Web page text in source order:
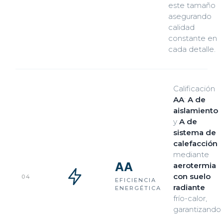
este tamaño
asegurando
calidad
constante en
cada detalle.
04
AA
EFICIENCIA
ENERGÉTICA
Calificación
AA: A de
aislamiento
y A de
sistema de
calefacción
mediante
aerotermia
con suelo
radiante
frío-calor,
garantizando